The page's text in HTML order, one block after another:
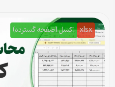
xlsx اکسل (صفحه گسترده)